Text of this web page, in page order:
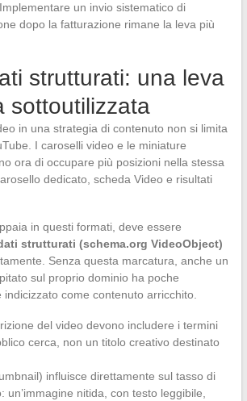
un invio sistematico di
dopo la fatturazione rimane la leva più
strutturati: una leva
sottoutilizzata
in una strategia di contenuto non si limita
I caroselli video e le miniature
ora di occupare più posizioni nella stessa
dedicato, scheda Video e risultati
in questi formati, deve essere
strutturati (schema.org VideoObject)
Senza questa marcatura, anche un
sul proprio dominio ha poche
indicizzato come contenuto arricchito.
del video devono includere i termini
cerca, non un titolo creativo destinato
influisce direttamente sul tasso di
un’immagine nitida, con testo leggibile,